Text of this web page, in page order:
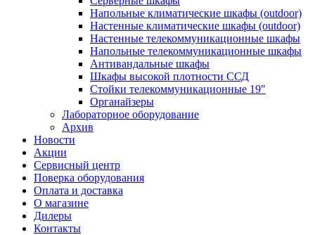
Напольные климатические шкафы (outdoor)
Настенные климатические шкафы (outdoor)
Настенные телекоммуникационные шкафы
Напольные телекоммуникационные шкафы
Антивандальные шкафы
Шкафы высокой плотности ССД
Стойки телекоммуникационные 19"
Органайзеры
Лабораторное оборудование
Архив
Новости
Акции
Сервисный центр
Поверка оборудования
Оплата и доставка
О магазине
Дилеры
Контакты